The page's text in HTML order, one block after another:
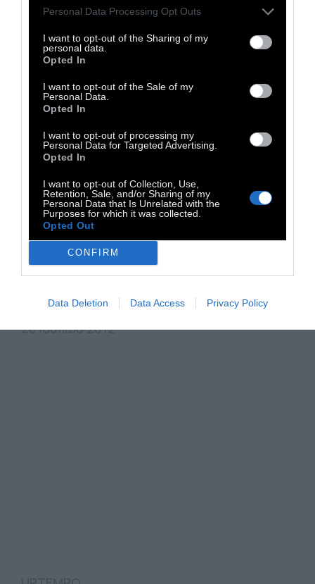
Personal Data Processing Opt Outs
I want to opt-out of the Sharing of my
personal data.
Opted In
I want to opt-out of the Sale of my
Personal Data.
Opted In
I want to opt-out of processing my
Personal Data for Targeted Advertising.
Opted In
I want to opt-out of Collection, Use,
Retention, Sale, and/or Sharing of my
Personal Data that Is Unrelated with the
Purposes for which it was collected.
Opted Out
CONFIRM
Data Deletion Data Access Privacy Policy
UPTEMPO
George Seou: Soul Asylum
28 Ιουλίου 2012